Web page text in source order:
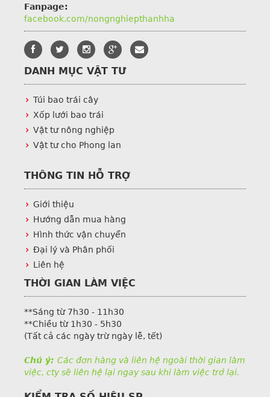
Fanpage:
facebook.com/nongnghiepthanhha
DANH MỤC VẬT TƯ
Túi bao trái cây
Xốp lưới bao trái
Vật tư nông nghiệp
Vật tư cho Phong lan
THÔNG TIN HỖ TRỢ
Giới thiệu
Hướng dẫn mua hàng
Hình thức vận chuyển
Đại lý và Phân phối
Liên hệ
THỜI GIAN LÀM VIỆC
**Sáng từ 7h30 - 11h30
**Chiều từ 1h30 - 5h30
(Tất cả các ngày trừ ngày lễ, tết)
Chú ý: Các đơn hàng và liên hệ ngoài thời gian làm
việc, cty sẽ liên hệ lại ngay sau khi làm việc trở lại.